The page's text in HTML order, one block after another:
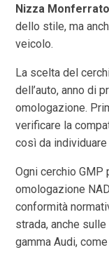
Nizza
dello stile, ma
veicolo.
La scelta del
dell’auto, anno di
omologazione.
verificare la
così da
Ogni cerchio
omologazione
conformità
strada, anche
gamma Audi,